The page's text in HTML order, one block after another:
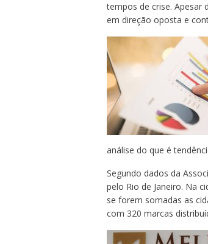
tempos de crise. Apesar
em direção oposta e
análise do que é
Segundo dados da
pelo Rio de Janeiro. Na
se forem somadas as
com 320 marcas